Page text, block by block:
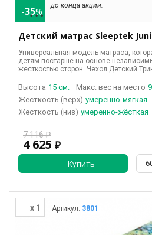
-35%
до конца акции:
Детский матрас Sleeptek
7 116 ₽
4 625 ₽
Купить
Универсальная модель матраса,
детям постарше на основе
жесткостью сторон. Чехол Детский
Высота 15 см. Макс. вес на место
(верх) умеренно-мягкая
(низ) умеренно-жёсткая
x 1 Артикул: 3801